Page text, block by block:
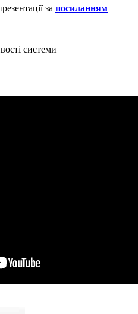
за посиланням
системи